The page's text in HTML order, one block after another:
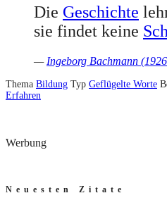
Die Geschichte
sie findet keine
— Ingeborg Bachmann
Thema Bildung Typ Geflügelte Worte
Erfahren
Werbung
Neuesten Zitate